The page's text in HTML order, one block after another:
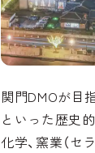
関門DMOが目
といった歴史
化学、窯業（